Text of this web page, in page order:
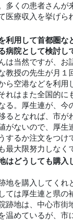
多くの患者さんが
医療収入を挙げら
利用して首都圏な
病院として検討し
は当然ですが、お
教授の先生が月１
ら空港などを利用
れはまた全国的に
る。厚生連が、今
るとなれば、市が
がないので、厚生
するか注文をつけ
最大限努力しなく
はどうしても購入
地を購入してくれ
ては厚生連と県の
跡地は、中心市街
温めているが、市